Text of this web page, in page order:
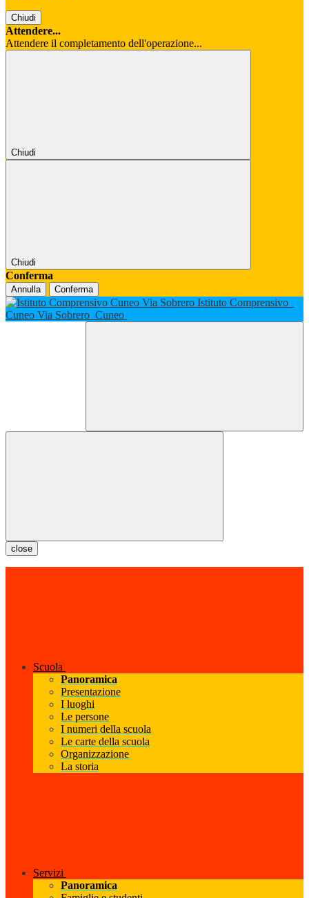
Chiudi
Attendere...
Attendere il completamento dell'operazione...
Chiudi
Chiudi
Conferma
Annulla Conferma
Istituto Comprensivo
Cuneo Via Sobrero Cuneo
close
Scuola
Panoramica
Presentazione
I luoghi
Le persone
I numeri della scuola
Le carte della scuola
Organizzazione
La storia
Servizi
Panoramica